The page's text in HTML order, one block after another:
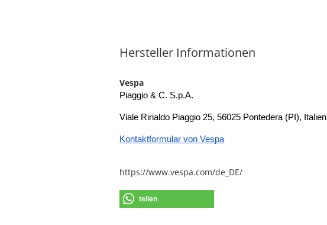
Hersteller Informationen
Vespa
Piaggio & C. S.p.A.
Viale Rinaldo Piaggio 25, 56025 Pontedera (PI), Italien
Kontaktformular von Vespa
https://www.vespa.com/de_DE/
teilen